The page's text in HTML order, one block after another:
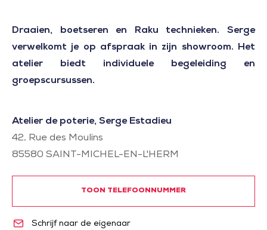
Draaien, boetseren en Raku technieken. Serge
verwelkomt je op afspraak in zijn showroom. Het
atelier biedt individuele begeleiding en
groepscursussen.
Atelier de poterie, Serge Estadieu
42, Rue des Moulins
85580 SAINT-MICHEL-EN-L'HERM
TOON TELEFOONNUMMER
Schrijf naar de eigenaar